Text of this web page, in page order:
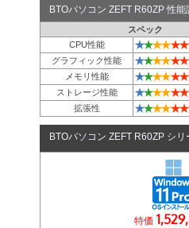
BTOパソコン ZEFT R60ZP 性
スペック
CPU性能
★★★★★★
グラフィック性能 ★★★★★★
メモリ性能 ★★★★★★
ストレージ性能 ★★★★★★
拡張性 ★★★★★★
BTOパソコン ZEFT R60ZP シリ
特価